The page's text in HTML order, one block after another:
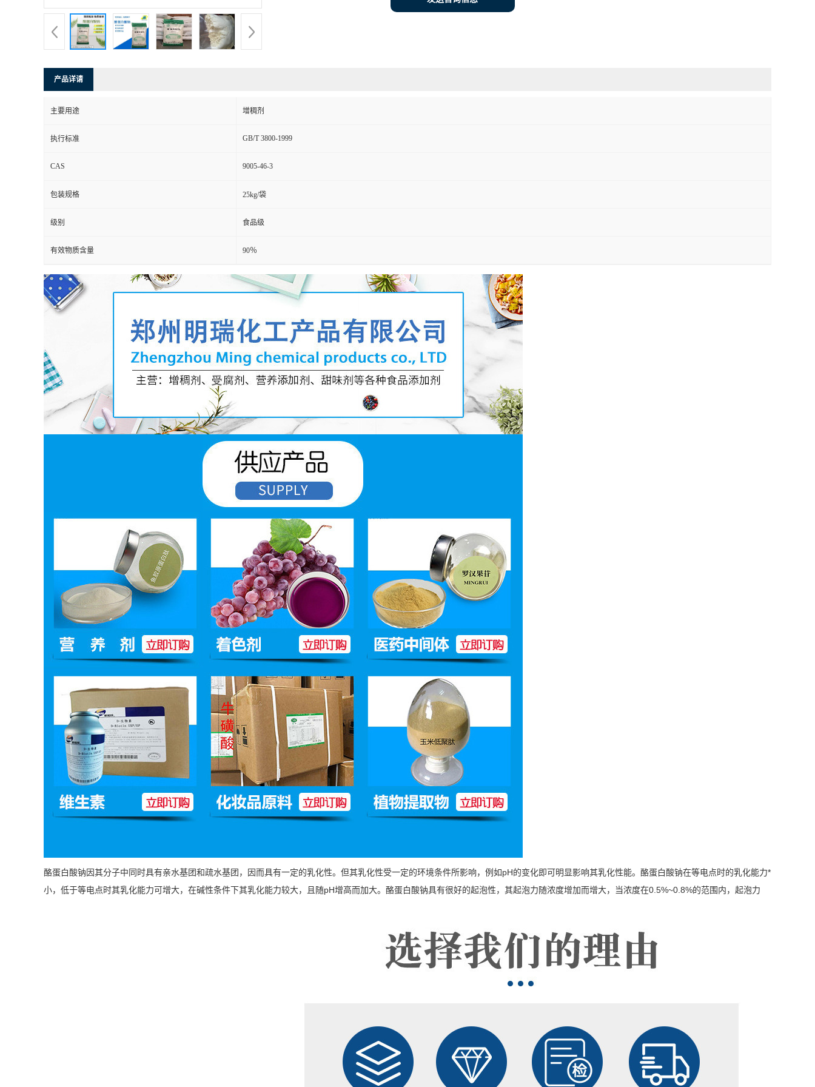
产品详请
主要用途 增稠剂
执行标准 GB/T 3800-1999
CAS 9005-46-3
包装规格 25kg/袋
级别 食品级
有效物质含量 90％
酪蛋白酸钠因其分子中同时具有亲水基团和疏水基团，因而具有一定的乳化性。但其乳化性受一定的环境条件所影响，例如pH的变化即可明显影响其乳化性能。酪蛋白酸钠在等电点时的乳化能力*
小，低于等电点时其乳化能力可增大，在碱性条件下其乳化能力较大，且随pH增高而加大。酪蛋白酸钠具有很好的起泡性，其起泡力随浓度增加而增大，当浓度在0.5%~0.8%的范围内，起泡力